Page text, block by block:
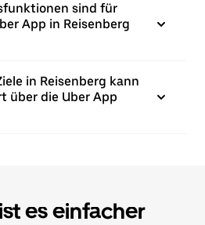
sind für
App in Reisenberg
in Reisenberg kann
über die Uber App
es einfacher